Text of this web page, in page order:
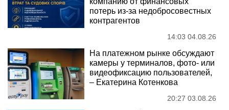
потерь из-за недобросовестных
контрагентов
14:03 04.08.26
На платежном рынке обсуждают
камеры у терминалов, фото- или
видеофиксацию пользователей,
– Екатерина Котенкова
20:27 03.08.26